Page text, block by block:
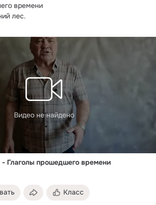
времени
лес.
времени –
Исчез…
Видео не найдено
- Глаголы прошедшего времени
Класс